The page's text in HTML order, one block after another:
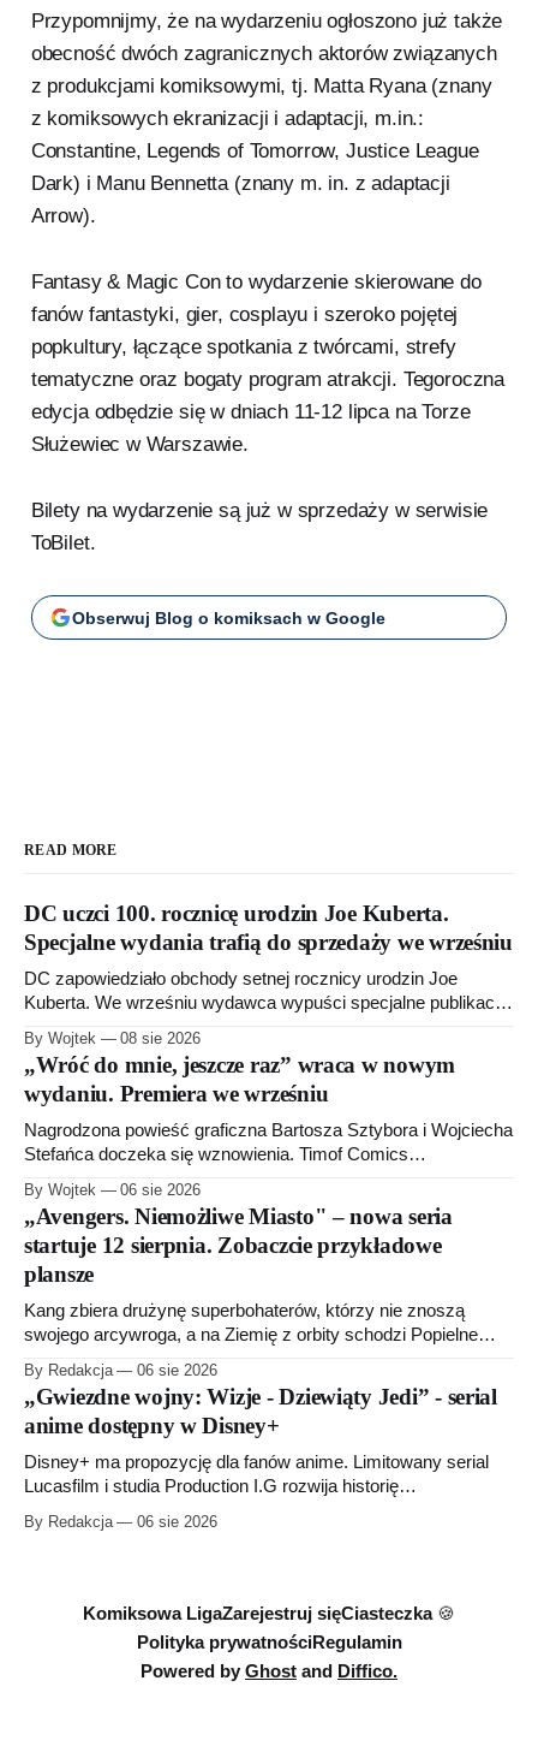
Przypomnijmy, że na wydarzeniu ogłoszono już także
obecność dwóch zagranicznych aktorów związanych
z produkcjami komiksowymi, tj. Matta Ryana (znany
z komiksowych ekranizacji i adaptacji, m.in.:
Constantine, Legends of Tomorrow, Justice League
Dark) i Manu Bennetta (znany m. in. z adaptacji
Arrow).
Fantasy & Magic Con to wydarzenie skierowane do
fanów fantastyki, gier, cosplayu i szeroko pojętej
popkultury, łączące spotkania z twórcami, strefy
tematyczne oraz bogaty program atrakcji. Tegoroczna
edycja odbędzie się w dniach 11-12 lipca na Torze
Służewiec w Warszawie.
Bilety na wydarzenie są już w sprzedaży w serwisie
ToBilet.
Obserwuj Blog o komiksach w Google
READ MORE
DC uczci 100. rocznicę urodzin Joe Kuberta.
Specjalne wydania trafią do sprzedaży we wrześniu
DC zapowiedziało obchody setnej rocznicy urodzin Joe
Kuberta. We wrześniu wydawca wypuści specjalne publikacje
poświęcone twórcy „Sgt. Rocka”, z których dwie trafią do
sprzedaży niemal dokładnie w dniu jego urodzin.
By Wojtek 08 sie 2026
„Wróć do mnie, jeszcze raz” wraca w nowym
wydaniu. Premiera we wrześniu
Nagrodzona powieść graficzna Bartosza Sztybora i Wojciecha
Stefańca doczeka się wznowienia. Timof Comics
przygotowuje nową edycję albumu „Wróć do mnie, jeszcze
raz”, którego pierwsze wydanie ukazało się w 2015 roku.
By Wojtek 06 sie 2026
„Avengers. Niemożliwe Miasto" – nowa seria
startuje 12 sierpnia. Zobaczcie przykładowe
plansze
Kang zbiera drużynę superbohaterów, którzy nie znoszą
swojego arcywroga, a na Ziemię z orbity schodzi Popielne
Przymierze z królem Arturem na czele. Pierwszy tom nowej
serii Avengers autorstwa Jeda MacKaya trafia do sklepów 12
sierpnia. Rzućcie okiem na przykładowe plansze.
By Redakcja 06 sie 2026
„Gwiezdne wojny: Wizje - Dziewiąty Jedi” - serial
anime dostępny w Disney+
Disney+ ma propozycję dla fanów anime. Limitowany serial
Lucasfilm i studia Production I.G rozwija historię
zapoczątkowaną w krótkometrażówkach „Dziewiąty Jedi”
oraz „Dziewiąty Jedi: Dziecko nadziei" z serii „Gwiezdne
By Redakcja 06 sie 2026
Komiksowa LigaZarejestruj sięCiasteczka 🍪
Polityka prywatnościRegulamin
Powered by Ghost and Diffico.